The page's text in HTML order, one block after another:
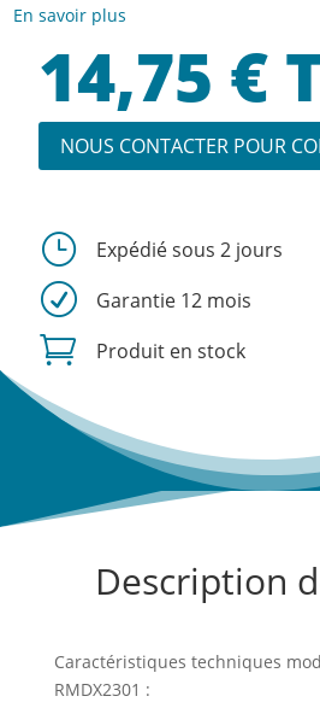
En savoir plus
14,75 €
NOUS CONTACTER POUR
} Expédié sous 2 jours
R Garantie 12 mois
 Produit en stock
Description
Caractéristiques techniques
RMDX2301 :